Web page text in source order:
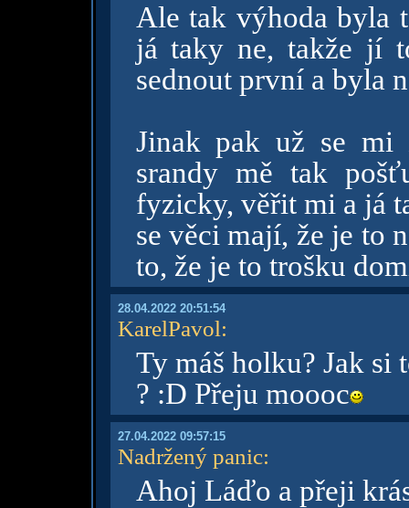
Ale tak výhoda byla
já taky ne, takže jí
sednout první a byla
Jinak pak už se mi
srandy mě tak
fyzicky, věřit mi a já
se věci mají, že je to
to, že je to trošku
28.04.2022 20:51:54
KarelPavol:
Ty máš holku? Jak si
? :D Přeju moooc
27.04.2022 09:57:15
Nadržený panic:
Ahoj Láďo a přeji